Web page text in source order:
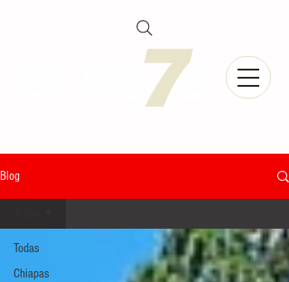
Blog
Todas
Chiapas